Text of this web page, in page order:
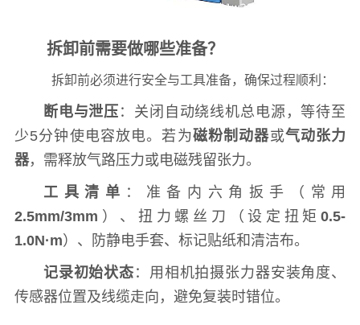
拆卸前需要做哪些准备？
拆卸前必须进行安全与工具准备，确保过程顺利：
断电与泄压 ：关闭自动绕线机总电源，等待至
少5分钟使电容放电。若为磁粉制动器或气动张力
器，需释放气路压力或电磁残留张力。
工具清单 ：准备内六角扳手（常用
2.5mm/3mm ）、扭力螺丝刀（设定扭矩0.5-
1.0N·m）、防静电手套、标记贴纸和清洁布。
记录初始状态 ：用相机拍摄张力器安装角度、
传感器位置及线缆走向，避免复装时错位。